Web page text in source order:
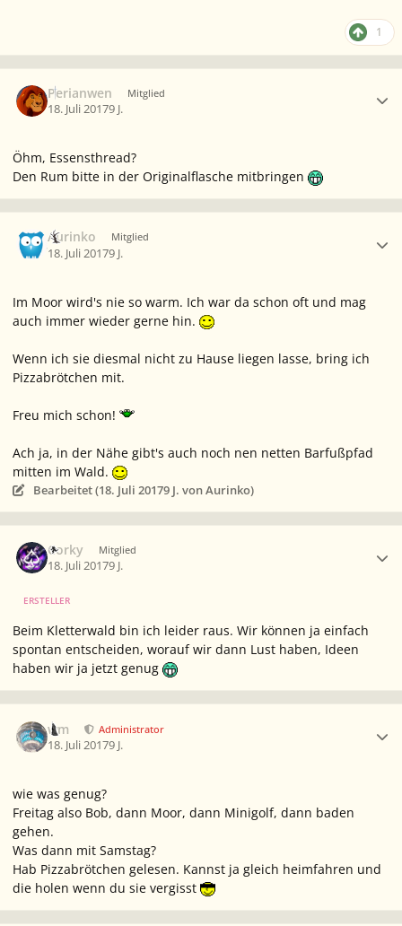
1
Perianwen Mitglied
18. Juli 20179 J.
Öhm, Essensthread?
Den Rum bitte in der Originalflasche mitbringen
Aurinko Mitglied
18. Juli 20179 J.
Im Moor wird's nie so warm. Ich war da schon oft und mag
auch immer wieder gerne hin.
Wenn ich sie diesmal nicht zu Hause liegen lasse, bring ich
Pizzabrötchen mit.
Freu mich schon!
Ach ja, in der Nähe gibt's auch noch nen netten Barfußpfad
mitten im Wald.
Bearbeitet (18. Juli 20179 J. von Aurinko)
Corky Mitglied
18. Juli 20179 J.
ERSTELLER
Beim Kletterwald bin ich leider raus. Wir können ja einfach
spontan entscheiden, worauf wir dann Lust haben, Ideen
haben wir ja jetzt genug
wm Administrator
18. Juli 20179 J.
wie was genug?
Freitag also Bob, dann Moor, dann Minigolf, dann baden
gehen.
Was dann mit Samstag?
Hab Pizzabrötchen gelesen. Kannst ja gleich heimfahren und
die holen wenn du sie vergisst